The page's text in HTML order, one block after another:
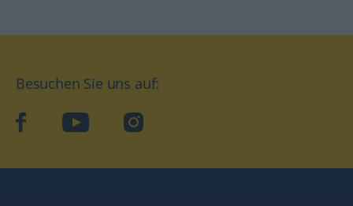
Besuchen Sie uns auf:
facebookYouTube Instagram